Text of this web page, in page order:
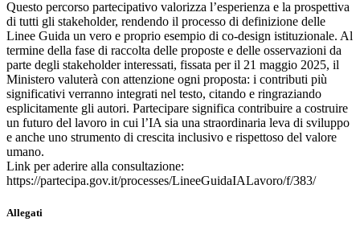
Questo percorso partecipativo valorizza l’esperienza e la prospettiva
di tutti gli stakeholder, rendendo il processo di definizione delle
Linee Guida un vero e proprio esempio di co-design istituzionale. Al
termine della fase di raccolta delle proposte e delle osservazioni da
parte degli stakeholder interessati, fissata per il 21 maggio 2025, il
Ministero valuterà con attenzione ogni proposta: i contributi più
significativi verranno integrati nel testo, citando e ringraziando
esplicitamente gli autori. Partecipare significa contribuire a costruire
un futuro del lavoro in cui l’IA sia una straordinaria leva di sviluppo
e anche uno strumento di crescita inclusivo e rispettoso del valore
umano.
Link per aderire alla consultazione:
https://partecipa.gov.it/processes/LineeGuidaIALavoro/f/383/
Allegati